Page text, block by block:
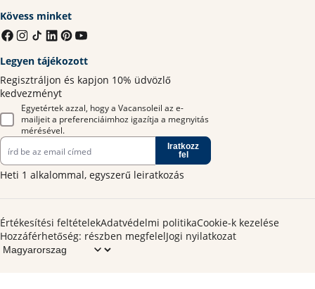
Kövess minket
Legyen tájékozott
Regisztráljon és kapjon 10% üdvözlő
kedvezményt
Egyetértek azzal, hogy a Vacansoleil az e-
mailjeit a preferenciáimhoz igazítja a megnyitás
mérésével.
Iratkozz
fel
Heti 1 alkalommal, egyszerű leiratkozás
Értékesítési feltételekAdatvédelmi politikaCookie-k kezelése
Hozzáférhetőség: részben megfelelJogi nyilatkozat